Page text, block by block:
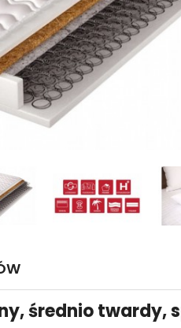
średnio twardy,